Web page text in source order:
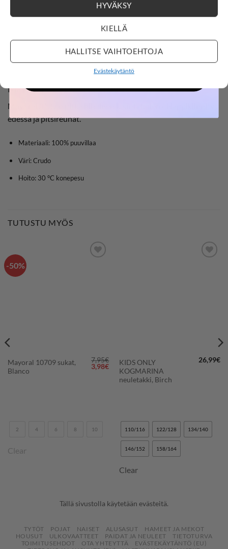
HYVÄKSY
KIELLÄ
HALLITSE VAIHTOEHTOJA
Evästekäytäntö
Mayoral 318 bolero, Crudo
Mayoral 318 on pitkä hihainen kaunis bolero. Nappikiinnitys
edessä ja pitsireunat.
Materiaali: 100% puuvillaa
Väri: Crudo
Hoito: 30 °C konepesu
TUTUSTU MYÖS
-50%
Mayoral 10709 sukat,
Blanco
7,95€
Alkuperäinen
hinta
3,98€Nykyinen
hinta
2 4 6 8 10
Clear
KIDS ONLY
KOGMARINA
neuletakki, Birch
26,99€
110/116 122/128 134/140
146/152 158/164
Clear
Tällä sivustolla käytetään evästeitä.
TYTÖT POJAT NAISET ALUSASUT
HAMEET JA MEKOT
HOUSUT
ULKOVAATTEET PAIDAT JA NEULEET
TIETOTURVA
TOIMITUSEHDOT
OTA YHTEYTTÄ
EVÄSTEKÄYTÄNTÖ (EU)
Countdown ends in:
0305
hours
::0
00
minutes
:29
OSTOKSILLE